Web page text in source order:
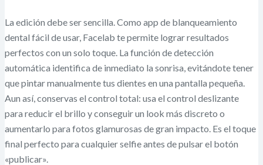
La edición debe ser sencilla. Como app de blanqueamiento
dental fácil de usar, Facelab te permite lograr resultados
perfectos con un solo toque. La función de detección
automática identifica de inmediato la sonrisa, evitándote tener
que pintar manualmente tus dientes en una pantalla pequeña.
Aun así, conservas el control total: usa el control deslizante
para reducir el brillo y conseguir un look más discreto o
aumentarlo para fotos glamurosas de gran impacto. Es el toque
final perfecto para cualquier selfie antes de pulsar el botón
«publicar».